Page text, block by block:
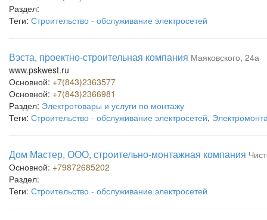
Раздел:
Теги: Строительство - обслуживание электросетей
Вэста, проектно-строительная компания Маяковского, 24а
www.pskwest.ru
Основной: +7(843)2363577
Основной: +7(843)2366981
Раздел: Электротовары и услуги по монтажу
Теги: Строительство - обслуживание электросетей,
Дом Мастер, ООО, строительно-монтажная компания
Основной: +79872685202
Раздел:
Теги: Строительство - обслуживание электросетей